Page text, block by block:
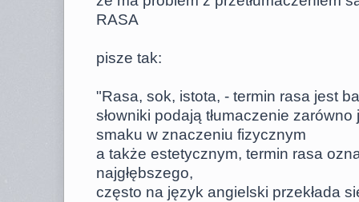
RASA
pisze tak:
"Rasa, sok, istota, - termin rasa jest
słowniki podają tłumaczenie
smaku w znaczeniu fizycznym
a także estetycznym, termin rasa
najgłębszego,
często na język angielski przekłada